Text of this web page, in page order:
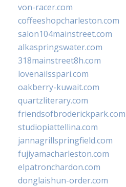
von-racer.com
coffeeshopcharleston.com
salon104mainstreet.com
alkaspringswater.com
318mainstreet8h.com
lovenailsspari.com
oakberry-kuwait.com
quartzliterary.com
friendsofbroderickpark.com
studiopiattellina.com
jannagrillspringfield.com
fujiyamacharleston.com
elpatronchardon.com
donglaishun-order.com